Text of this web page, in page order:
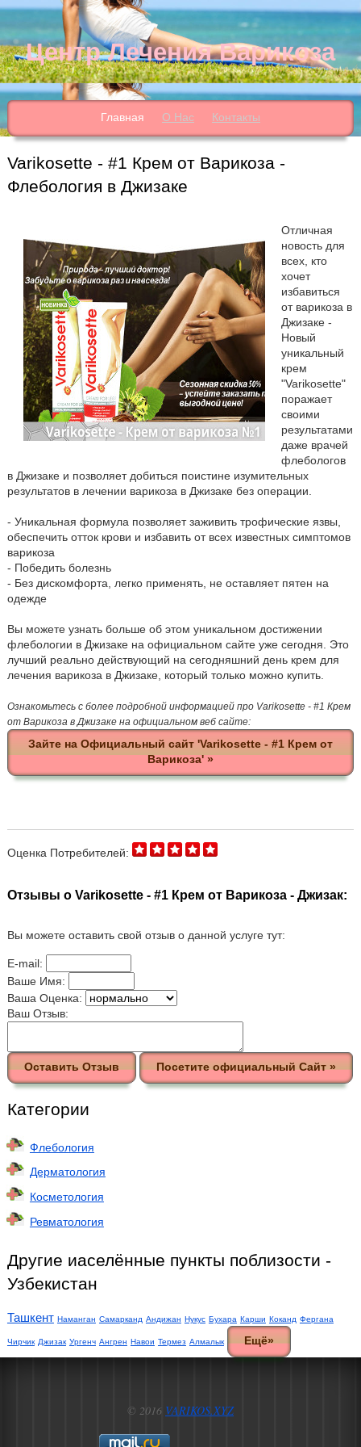
Центр Лечения Варикоза
Главная О Нас Контакты
Varikosette - #1 Крем от Варикоза -
Флебология в Джизаке
Отличная
новость для
всех, кто
хочет
избавиться
от варикоза в
Джизаке -
Новый
уникальный
крем
"Varikosette"
поражает
своими
результатами
даже врачей
флебологов
в Джизаке и позволяет добиться поистине изумительных
результатов в лечении варикоза в Джизаке без операции.
- Уникальная формула позволяет заживить трофические язвы,
обеспечить отток крови и избавить от всех известных симптомов
варикоза
- Победить болезнь
- Без дискомфорта, легко применять, не оставляет пятен на
одежде
Вы можете узнать больше об этом уникальном достижении
флебологии в Джизаке на официальном сайте уже сегодня. Это
лучший реально действующий на сегодняшний день крем для
лечения варикоза в Джизаке, который только можно купить.
Ознакомьтесь с более подробной информацией про Varikosette - #1 Крем
от Варикоза в Джизаке на официальном веб сайте:
Зайте на Официальный сайт 'Varikosette - #1 Крем от
Варикоза' »
Оценка Потребителей:
Отзывы о Varikosette - #1 Крем от Варикоза - Джизак:
Вы можете оставить свой отзыв о данной услуге тут:
E-mail:
Ваше Имя:
Ваша Оценка:
Ваш Отзыв:
Оставить Отзыв Посетите официальный Сайт »
Категории
Флебология
Дерматология
Косметология
Ревматология
Другие иаселённые пункты поблизости -
Узбекистан
Ташкент Наманган Самарканд Андижан Нукус Бухара Карши Коканд Фергана
Чирчик Джизак Ургенч Ангрен Навои Термез Алмалык Ещё»
© 2016 VARIKOS.XYZ